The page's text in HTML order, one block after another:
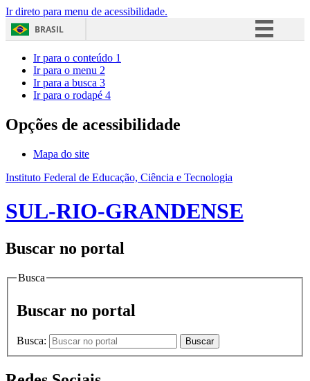
Ir direto para menu de acessibilidade.
BRASIL
Acesso à informação
Ir para o conteúdo 1
Ir para o menu 2
Ir para a busca 3
Ir para o rodapé 4
Opções de acessibilidade
Mapa do site
Instituto Federal de Educação, Ciência e Tecnologia
SUL-RIO-GRANDENSE
Buscar no portal
Busca
Buscar no portal
Busca: Buscar